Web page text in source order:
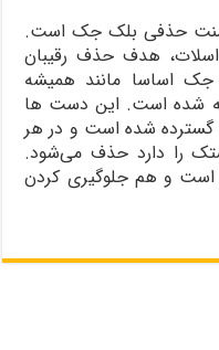
حذفی بلک جک است.
اسلات، هدف حذف رقیبان
جک اساسا مانند همیشه
شده است. این دست ها
گسترده شده است و در هر
را دارد حذف می‌شود.
و هم جلوگیری کردن